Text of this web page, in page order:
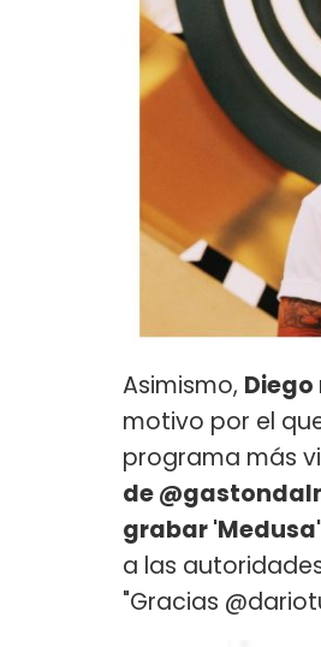
Asimismo, Diego
motivo por el
programa más
de
grabar
a las
"Gracias